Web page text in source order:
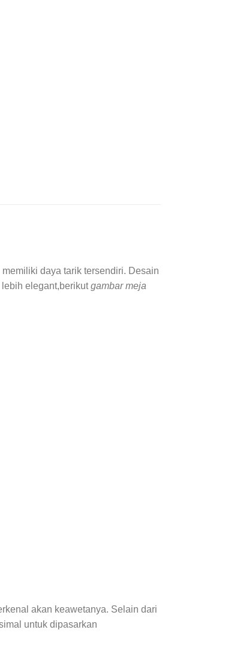
daya tarik tersendiri. Desain
elegant,berikutgambar meja
akan keawetanya. Selain dari
untuk dipasarkan